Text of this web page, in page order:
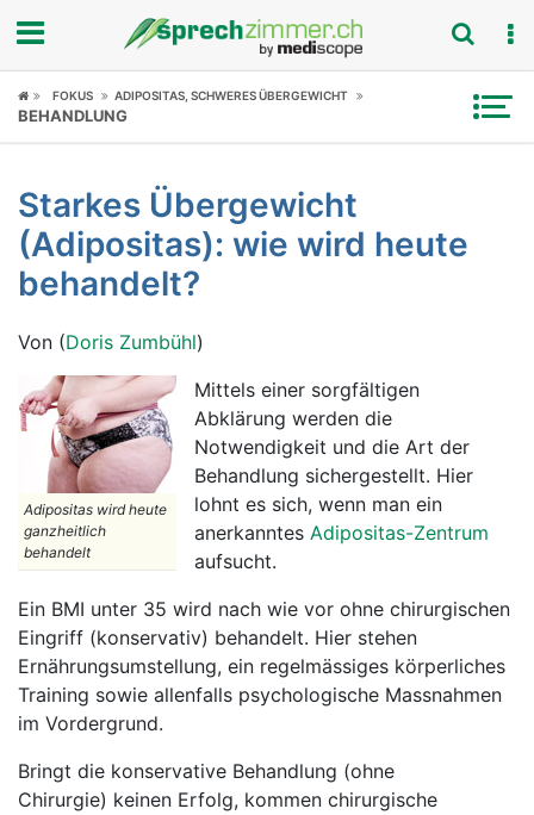
Fokus
Symptome
Untersuchungen
News
Ratgeber
Rubriken
FOKUS ADIPOSITAS, SCHWERES ÜBERGEWICHT
BEHANDLUNG
Starkes Übergewicht
(Adipositas): wie wird heute
behandelt?
Von (Doris Zumbühl)
Adipositas wird heute
ganzheitlich
behandelt
Mittels einer sorgfältigen
Abklärung werden die
Notwendigkeit und die Art der
Behandlung sichergestellt. Hier
lohnt es sich, wenn man ein
anerkanntes Adipositas-Zentrum
aufsucht.
Ein BMI unter 35 wird nach wie vor ohne chirurgischen
Eingriff (konservativ) behandelt. Hier stehen
Ernährungsumstellung, ein regelmässiges körperliches
Training sowie allenfalls psychologische Massnahmen
im Vordergrund.
Bringt die konservative Behandlung (ohne
Chirurgie) keinen Erfolg, kommen chirurgische